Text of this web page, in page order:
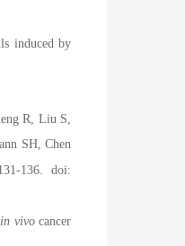
induced by
R, Liu S,
SH, Chen
136. doi:
in vivocancer